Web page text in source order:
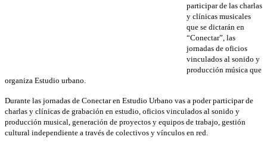
participar de las charlas
y clínicas musicales
que se dictarán en
“Conectar”, las
jornadas de oficios
vinculados al sonido y
producción música que
organiza Estudio urbano.
Durante las jornadas de Conectar en Estudio Urbano vas a poder participar de
charlas y clínicas de grabación en estudio, oficios vinculados al sonido y
producción musical, generación de proyectos y equipos de trabajo, gestión
cultural independiente a través de colectivos y vínculos en red.